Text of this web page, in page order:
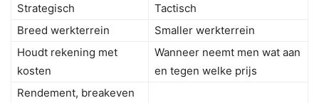
Strategisch
Tactisch
Breed werkterrein
Smaller werkterrein
Houdt rekening met
kosten
Wanneer neemt men wat aan
en tegen welke prijs
Rendement, breakeven